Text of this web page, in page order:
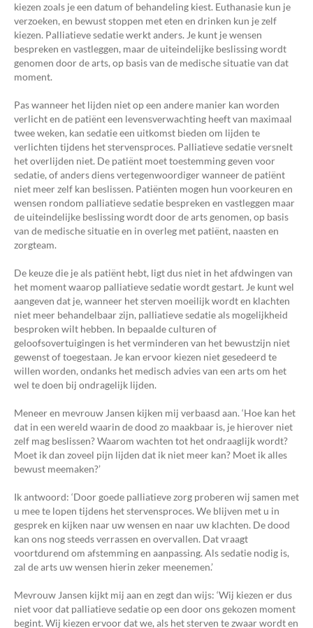
kiezen zoals je een datum of behandeling kiest. Euthanasie kun je
verzoeken, en bewust stoppen met eten en drinken kun je zelf
kiezen. Palliatieve sedatie werkt anders. Je kunt je wensen
bespreken en vastleggen, maar de uiteindelijke beslissing wordt
genomen door de arts, op basis van de medische situatie van dat
moment.
Pas wanneer het lijden niet op een andere manier kan worden
verlicht en de patiënt een levensverwachting heeft van maximaal
twee weken, kan sedatie een uitkomst bieden om lijden te
verlichten tijdens het stervensproces. Palliatieve sedatie versnelt
het overlijden niet. De patiënt moet toestemming geven voor
sedatie, of anders diens vertegenwoordiger wanneer de patiënt
niet meer zelf kan beslissen. Patiënten mogen hun voorkeuren en
wensen rondom palliatieve sedatie bespreken en vastleggen maar
de uiteindelijke beslissing wordt door de arts genomen, op basis
van de medische situatie en in overleg met patiënt, naasten en
zorgteam.
De keuze die je als patiënt hebt, ligt dus niet in het afdwingen van
het moment waarop palliatieve sedatie wordt gestart. Je kunt wel
aangeven dat je, wanneer het sterven moeilijk wordt en klachten
niet meer behandelbaar zijn, palliatieve sedatie als mogelijkheid
besproken wilt hebben. In bepaalde culturen of
geloofsovertuigingen is het verminderen van het bewustzijn niet
gewenst of toegestaan. Je kan ervoor kiezen niet gesedeerd te
willen worden, ondanks het medisch advies van een arts om het
wel te doen bij ondragelijk lijden.
Meneer en mevrouw Jansen kijken mij verbaasd aan. ‘Hoe kan het
dat in een wereld waarin de dood zo maakbaar is, je hierover niet
zelf mag beslissen? Waarom wachten tot het ondraaglijk wordt?
Moet ik dan zoveel pijn lijden dat ik niet meer kan? Moet ik alles
bewust meemaken?’
Ik antwoord: ‘Door goede palliatieve zorg proberen wij samen met
u mee te lopen tijdens het stervensproces. We blijven met u in
gesprek en kijken naar uw wensen en naar uw klachten. De dood
kan ons nog steeds verrassen en overvallen. Dat vraagt
voortdurend om afstemming en aanpassing. Als sedatie nodig is,
zal de arts uw wensen hierin zeker meenemen.’
Mevrouw Jansen kijkt mij aan en zegt dan wijs: ‘Wij kiezen er dus
niet voor dat palliatieve sedatie op een door ons gekozen moment
begint. Wij kiezen ervoor dat we, als het sterven te zwaar wordt en